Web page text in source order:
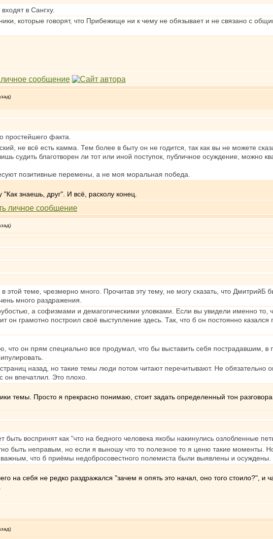
в Сангху.
которые говорят, что Прибежище ни к чему не обязывает и не связано с
простейшего факта.
не всё есть камма. Тем более в быту он не годится, так как вы не можете
судить благотворен ли тот или иной поступок, публичное осуждение, можно
позитивные перемены, а не моя моральная победа.
знаешь, друг". И всё, расколу конец.
этой теме, чрезмерно много. Прочитав эту тему, не могу сказать, что ДмитрийБ
много раздражения.
а софизмами и демагогическими уловками. Если вы увидели именно то,
он грамотно построил своё выступление здесь. Так, что б он постоянно
что он прям специально все продумал, что бы выставить себя пострадавшим, в
назад, но такие темы люди потом читают перечитывают. Не обязательно
он впечатлил. Это плохо.
темы. Просто я прекрасно понимаю, стоит задать определенный тон
быть воспринят как "что на бедного человека якобы накинулись озлобленные
быть неправым, но если я выношу что то полезное то я ценю такие моменты.
что б приёмы недобросовестного полемиста были выявлены и осуждены.
на себя не редко раздражался "зачем я опять это начал, оно того стоило?", и